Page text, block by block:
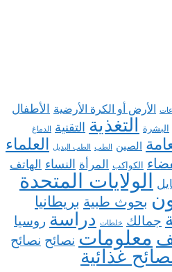
الأرض أو الكرة الأرضية الأطفال
البشرة التغذية التقنية الدماغ
الصين الطب الطب البديل العلماء
الكواكب المرأة النساء
الهاتف
الولايات المتحدة
بحوث طبية بريطانيا
جمالك خلطات دراسة روسيا
معلومات نصائح نصائح
غذائية